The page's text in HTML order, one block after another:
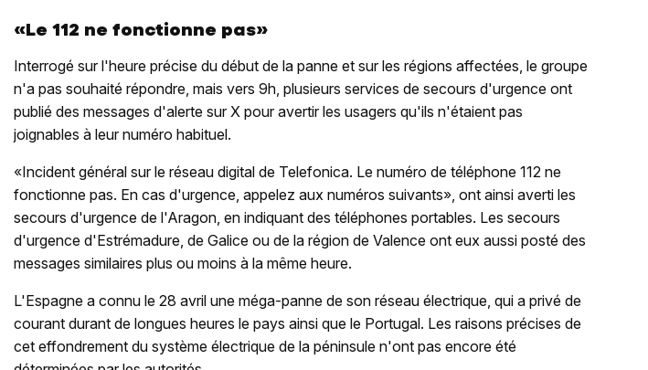
«Le 112 ne fonctionne pas»
Interrogé sur l'heure précise du début de la panne et sur les régions affectées, le groupe
n'a pas souhaité répondre, mais vers 9h, plusieurs services de secours d'urgence ont
publié des messages d'alerte sur X pour avertir les usagers qu'ils n'étaient pas
joignables à leur numéro habituel.
«Incident général sur le réseau digital de Telefonica. Le numéro de téléphone 112 ne
fonctionne pas. En cas d'urgence, appelez aux numéros suivants», ont ainsi averti les
secours d'urgence de l'Aragon, en indiquant des téléphones portables. Les secours
d'urgence d'Estrémadure, de Galice ou de la région de Valence ont eux aussi posté des
messages similaires plus ou moins à la même heure.
L'Espagne a connu le 28 avril une méga-panne de son réseau électrique, qui a privé de
courant durant de longues heures le pays ainsi que le Portugal. Les raisons précises de
cet effondrement du système électrique de la péninsule n'ont pas encore été